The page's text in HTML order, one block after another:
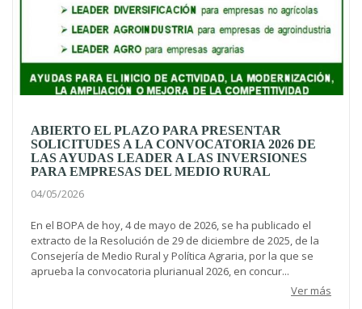
ABIERTO EL PLAZO PARA PRESENTAR
SOLICITUDES A LA CONVOCATORIA 2026 DE
LAS AYUDAS LEADER A LAS INVERSIONES
PARA EMPRESAS DEL MEDIO RURAL
04/05/2026
En el BOPA de hoy, 4 de mayo de 2026, se ha publicado el
extracto de la Resolución de 29 de diciembre de 2025, de la
Consejería de Medio Rural y Política Agraria, por la que se
aprueba la convocatoria plurianual 2026, en concur...
Ver más